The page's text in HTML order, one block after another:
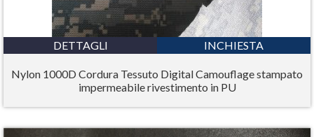
DETTAGLI INCHIESTA
Nylon 1000D Cordura Tessuto Digital Camouflage stampato
impermeabile rivestimento in PU